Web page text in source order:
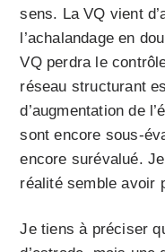
sens. La VQ vient
l’achalandage en
VQ perdra le
réseau structurant
d’augmentation de
sont encore sous-
encore surévalué.
réalité semble avoir
Je tiens à préciser